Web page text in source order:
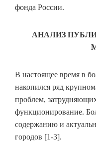
фонда России.
АНАЛИЗ
В настоящее время в
накопился ряд
проблем,
функционирование.
содержанию и
городов [1-3].